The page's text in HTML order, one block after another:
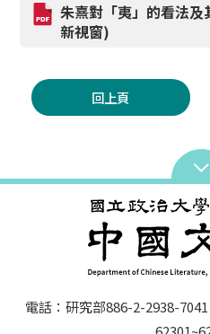
朱熹對「夷」的看法
新視窗)
回上頁
電話：研究部886-2-2938-